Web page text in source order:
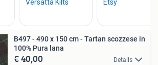
B497 - 490 x 150 cm - Tartan scozzese in
100% Pura lana
€ 40,00 Details